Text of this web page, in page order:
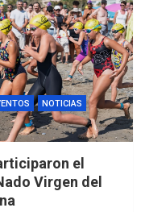
NOTICIAS
el
Virgen del